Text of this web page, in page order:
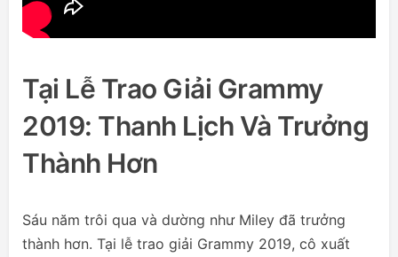
Tại Lễ Trao Giải Grammy
2019: Thanh Lịch Và Trưởng
Thành Hơn
Sáu năm trôi qua và dường như Miley đã trưởng
thành hơn. Tại lễ trao giải Grammy 2019, cô xuất